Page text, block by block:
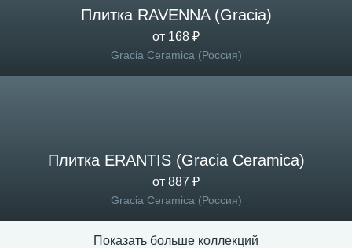
Плитка RAVENNA (Gracia)
от 168 ₽
Gracia Ceramica (Россия)
Плитка ERANTIS (Gracia Ceramica)
от 887 ₽
Gracia Ceramica (Россия)
Показать больше коллекций